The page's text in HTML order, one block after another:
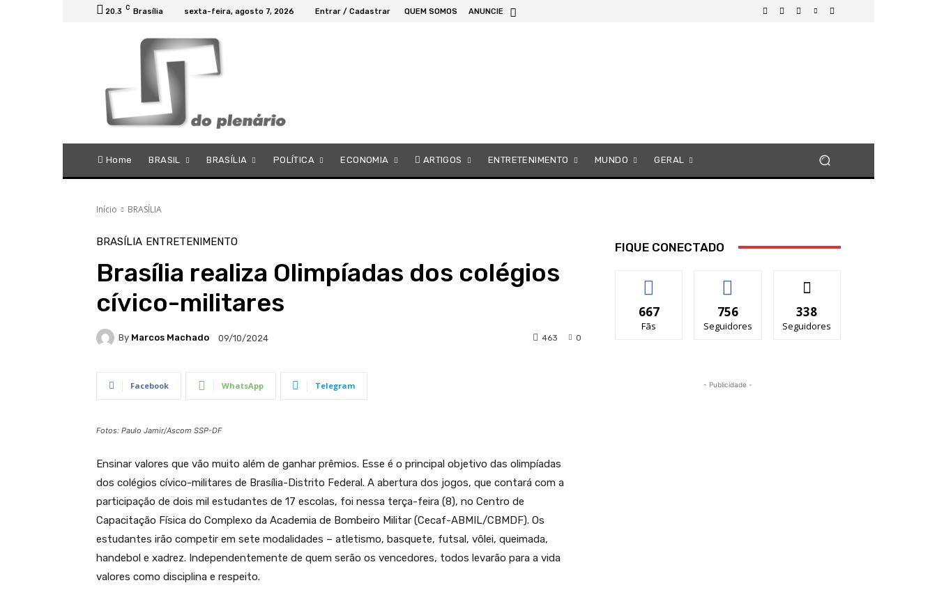
20.3 C Brasília sexta-feira, agosto 7, 2026 Entrar / Cadastrar QUEM SOMOS ANUNCIE
Home BRASIL BRASÍLIA POLÍTICA ECONOMIA ARTIGOS ENTRETENIMENTO MUNDO GERAL
Início BRASÍLIA
BRASÍLIA ENTRETENIMENTO
Brasília realiza Olimpíadas dos colégios
cívico-militares
By Marcos Machado 09/10/2024 0
463
Facebook WhatsApp Telegram
Fotos: Paulo Jamir/Ascom SSP-DF
Ensinar valores que vão muito além de ganhar prêmios. Esse é o principal objetivo das olimpíadas
dos colégios cívico-militares de Brasília-Distrito Federal. A abertura dos jogos, que contará com a
participação de dois mil estudantes de 17 escolas, foi nessa terça-feira (8), no Centro de
Capacitação Física do Complexo da Academia de Bombeiro Militar (Cecaf-ABMIL/CBMDF). Os
estudantes irão competir em sete modalidades – atletismo, basquete, futsal, vôlei, queimada,
handebol e xadrez. Independentemente de quem serão os vencedores, todos levarão para a vida
valores como disciplina e respeito.
FIQUE CONECTADO
667
Fãs
756
Seguidores
338
Seguidores
- Publicidade -